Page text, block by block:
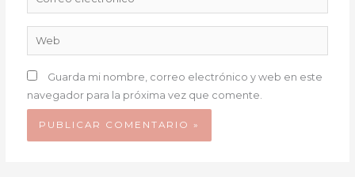
electrónico*
Web
Guarda mi nombre, correo electrónico y web en este
navegador para la próxima vez que comente.